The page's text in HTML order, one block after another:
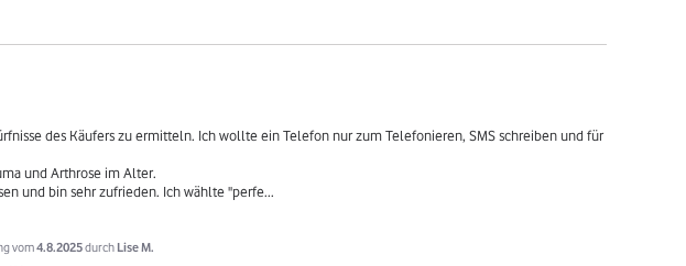
des Käufers zu ermitteln. Ich wollte ein Telefon nur zum Telefonieren, SMS schreiben und für
und Arthrose im Alter.
und bin sehr zufrieden. Ich wählte "perfe...
vom4.8.2025durch Lise M.